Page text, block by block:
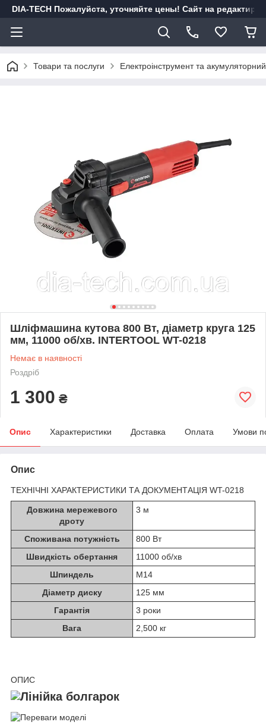
DIA-TECH Пожалуйста, уточняйте цены! Сайт на
Товари та послуги Електроінструмент та
Шліфмашина кутова 800 Вт, діаметр круга 125
мм, 11000 об/хв. INTERTOOL WT-0218
Немає в наявності
Роздріб
1 300 ₴
Опис Характеристики Доставка Оплата Умови
Опис
ТЕХНІЧНІ ХАРАКТЕРИСТИКИ ТА ДОКУМЕНТАЦІЯ WT-0218
Довжина мережевого
дроту
3 м
Споживана потужність
800 Вт
Швидкість обертання
11000 об/хв
Шпиндель
М14
Діаметр диску
125 мм
Гарантія
3 роки
Вага
2,500 кг
ОПИС